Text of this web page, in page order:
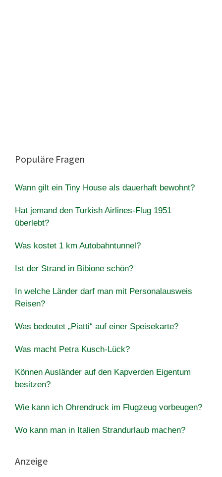
Populäre Fragen
Wann gilt ein Tiny House als dauerhaft bewohnt?
Hat jemand den Turkish Airlines-Flug 1951
überlebt?
Was kostet 1 km Autobahntunnel?
Ist der Strand in Bibione schön?
In welche Länder darf man mit Personalausweis
Reisen?
Was bedeutet „Piatti“ auf einer Speisekarte?
Was macht Petra Kusch-Lück?
Können Ausländer auf den Kapverden Eigentum
besitzen?
Wie kann ich Ohrendruck im Flugzeug vorbeugen?
Wo kann man in Italien Strandurlaub machen?
Anzeige